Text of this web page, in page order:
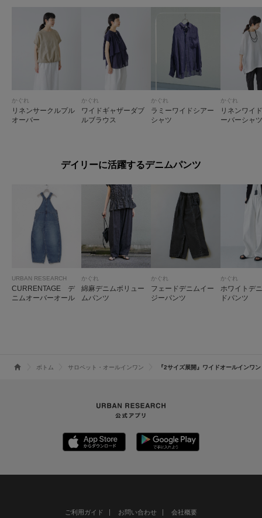
かぐれ
リネンサークルプル
オーバー
かぐれ
ワイドギャザーダブ
ルブラウス
かぐれ
ラミーワイドシアー
シャツ
かぐれ
リネンワイ
ーバーシャツ
デイリーに活躍するデニムパンツ
URBAN RESEARCH
CURRENTAGE デ
ニムオーバーオール
かぐれ
綿麻デニムボリュー
ムパンツ
かぐれ
フェードデニムイー
ジーパンツ
かぐれ
ホワイトデ
ドパンツ
ボトム サロペット・オールインワン 『2サイズ展開』ワイドオールインワン
ご利用ガイド お問い合わせ 会社概要